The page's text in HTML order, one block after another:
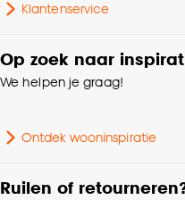
Interieurstijl
Breedte (filter)
Aantal stuks
Klantenservice
Op zoek naar
We helpen je graag!
Ontdek wooninspiratie
Ruilen of